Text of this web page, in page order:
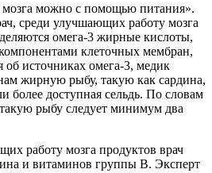
мозга можно с помощью питания».
среди улучшающих работу мозга
омега-3 жирные кислоты,
клеточных мембран,
источниках омега-3, медик
жирную рыбу, такую как сардина,
более доступная сельдь. По словам
рыбу следует минимум два
работу мозга продуктов врач
и витаминов группы В. Эксперт